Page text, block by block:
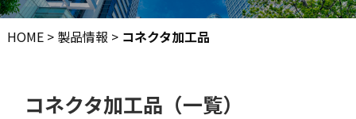
HOME> 製品情報 > コネクタ加工品
コネクタ加工品（一覧）